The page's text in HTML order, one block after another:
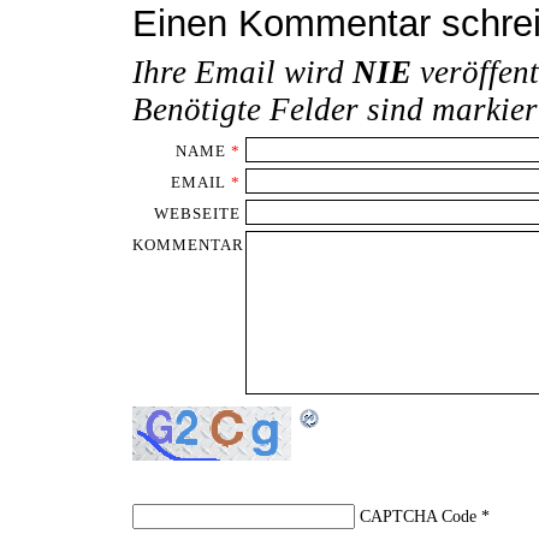
Einen Kommentar
Ihre Email wird NIE
Benötigte Felder sind
NAME *
EMAIL *
WEBSEITE
KOMMENTAR
CAPTCHA Code*